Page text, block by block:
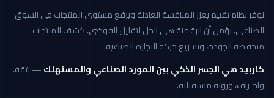
نوفر نظام تقييم يعزز المنافسة العادلة ويرفع مستوى المنتجات في السوق
الصناعي. نؤمن أن الرقمنة هي الحل لتقليل الفوضى، كشف المنتجات
منخفضة الجودة، وتسريع حركة التجارة الصناعية.
كاربيد هي الجسر الذكي بين المورد الصناعي والمستهلك— بثقة،
واحتراف، ورؤية مستقبلية.